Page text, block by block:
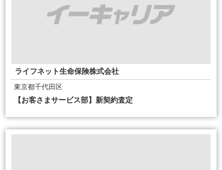
ライフネット生命保険株式会社
東京都千代田区
【お客さまサービス部】新契約査定